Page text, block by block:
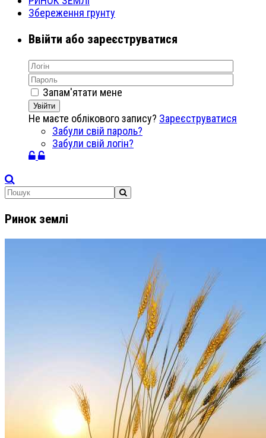
Збереження грунту
Ввійти або зареєструватися
Запам'ятати мене
Увійти
Не маєте облікового запису? Зареєструватися
Забули свій пароль?
Забули свій логін?
Ринок землі